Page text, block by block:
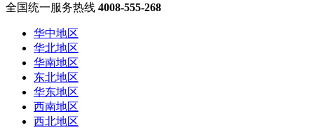
全国统一服务热线 4008-555-268
华中地区
华北地区
华南地区
东北地区
华东地区
西南地区
西北地区